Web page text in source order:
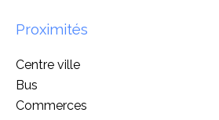
Proximités
Centre ville
Bus
Commerces